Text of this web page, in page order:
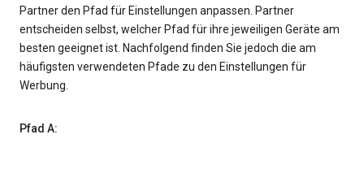
Partner den Pfad für Einstellungen anpassen. Partner
entscheiden selbst, welcher Pfad für ihre jeweiligen Geräte am
besten geeignet ist. Nachfolgend finden Sie jedoch die am
häufigsten verwendeten Pfade zu den Einstellungen für
Werbung.
Pfad A: